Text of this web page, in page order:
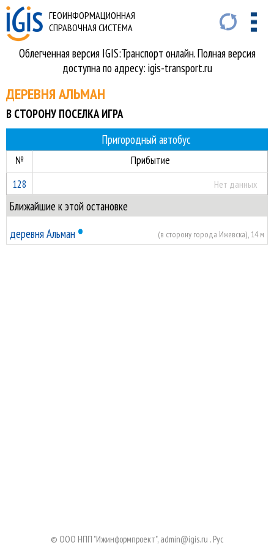
ГЕОИНФОРМАЦИОННАЯ
СПРАВОЧНАЯ СИСТЕМА
Облегченная версия IGIS:Транспорт онлайн. Полная версия
доступна по адресу: igis-transport.ru
ДЕРЕВНЯ АЛЬМАН
В СТОРОНУ ПОСЕЛКА ИГРА
Пригородный автобус
№
Прибытие
128
Нет данных
Ближайшие к этой остановке
деревня Альман • (в сторону города Ижевска), 14 м
© ООО НПП "Ижинформпроект", admin@igis.ru . Руc